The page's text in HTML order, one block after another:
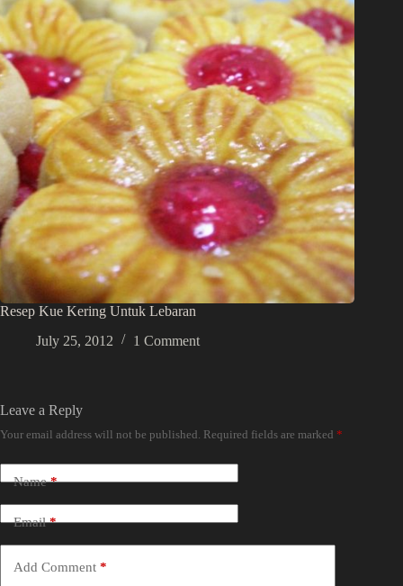
Resep Kue Kering Untuk Lebaran
July 25, 2012
1 Comment
Leave a Reply
Your email address will not be published. Required fields are marked *
Name*
Email*
Add Comment *